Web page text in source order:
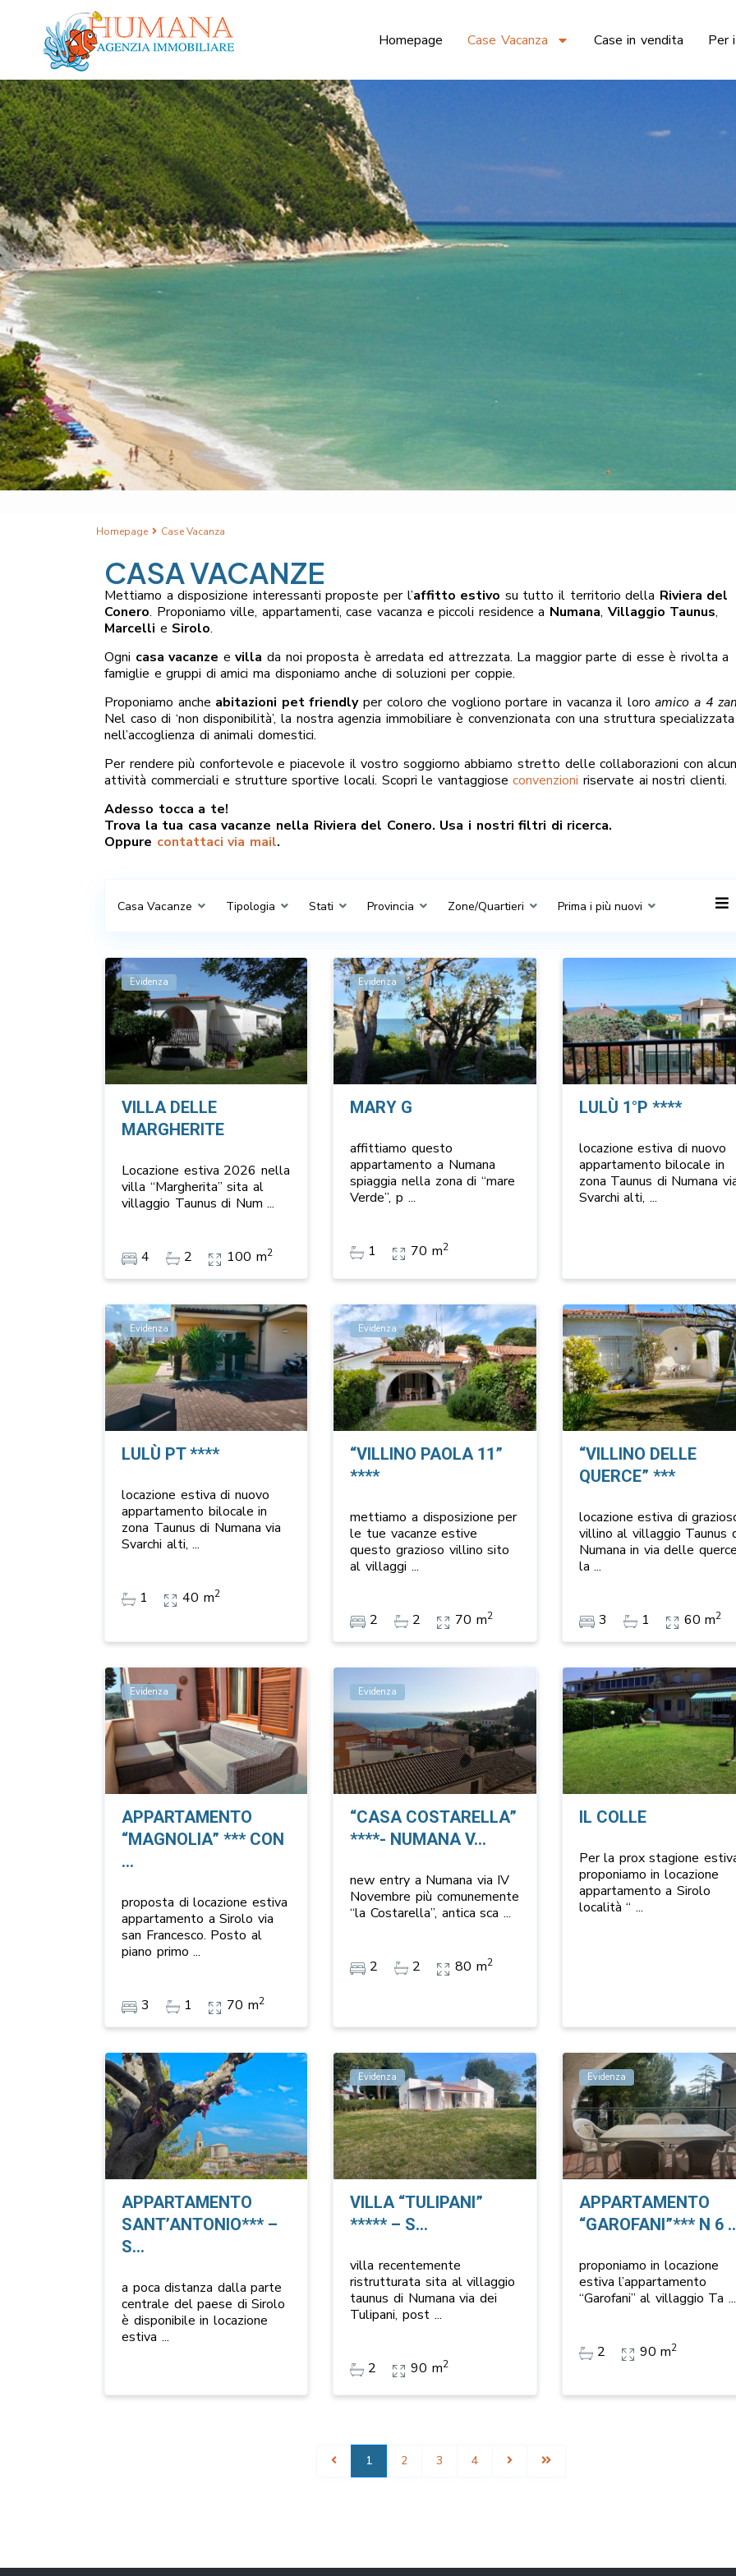
Homepage Case Vacanza Case in vendita Per
Homepage Case Vacanza
CASA VACANZE
Mettiamo a disposizione interessanti proposte per l’affitto estivo su tutto il territorio della Riviera del
Conero. Proponiamo ville, appartamenti, case vacanza e piccoli residence a Numana, Villaggio Taunus,
Marcelli e Sirolo.
Ogni casa vacanze evilla da noi proposta è arredata ed attrezzata. La maggior parte di esse è rivolta a
famiglie e gruppi di amici ma disponiamo anche di soluzioni per coppie.
Proponiamo anche abitazioni pet friendlyper coloro che vogliono portare in vacanza il loroamico a 4
Nel caso di ‘non disponibilità’, la nostra agenzia immobiliare è convenzionata con una struttura specializzata
nell’accoglienza di animali domestici.
Per rendere più confortevole e piacevole il vostro soggiorno abbiamo stretto delle collaborazioni con
attività commerciali e strutture sportive locali. Scopri le vantaggioseconvenzioni riservate ai nostri clienti.
Adesso tocca a te!
Trova la tua casa vacanze nella Riviera del Conero. Usa i nostri filtri di ricerca.
Oppure contattaci via mail.
Casa Vacanze Tipologia Stati Provincia Zone/Quartieri Prima i più nuovi
Evidenza
VILLA DELLE
MARGHERITE
Locazione estiva 2026 nella
villa “Margherita” sita al
villaggio Taunus di Num...
4 2 100 m2
Evidenza
MARY G
affittiamo questo
appartamento a Numana
spiaggia nella zona di “mare
Verde”, p ...
1 70 m2
LULÙ 1°P ****
locazione estiva di nuovo
appartamento bilocale in
zona Taunus di Numana
Svarchi alti, ...
Evidenza
LULÙ PT ****
locazione estiva di nuovo
appartamento bilocale in
zona Taunus di Numana via
Svarchi alti,...
1 40 m2
Evidenza
“VILLINO PAOLA 11”
****
mettiamo a disposizione per
le tue vacanze estive
questo grazioso villino sito
al villaggi ...
2 2 70 m2
“VILLINO DELLE
QUERCE” ***
locazione estiva di
villino al villaggio Taunus
Numana in via delle
la...
3 1 60 m2
Evidenza
APPARTAMENTO
“MAGNOLIA” *** CON
...
proposta di locazione estiva
appartamento a Sirolo via
san Francesco. Posto al
piano primo...
3 1 70 m2
Evidenza
“CASA COSTARELLA”
****- NUMANA V...
new entry a Numana via IV
Novembre più comunemente
“la Costarella”, antica sca ...
2 2 80 m2
IL COLLE
Per la prox stagione
proponiamo in locazione
appartamento a Sirolo
località “ ...
APPARTAMENTO
SANT’ANTONIO*** –
S...
a poca distanza dalla parte
centrale del paese di Sirolo
è disponibile in locazione
estiva ...
Evidenza
VILLA “TULIPANI”
***** – S...
villa recentemente
ristrutturata sita al villaggio
taunus di Numana via dei
Tulipani, post ...
2 90 m2
Evidenza
APPARTAMENTO
“GAROFANI”*** N 6
proponiamo in locazione
estiva l’appartamento
“Garofani” al villaggio Ta...
2 90 m2
1 2 3 4